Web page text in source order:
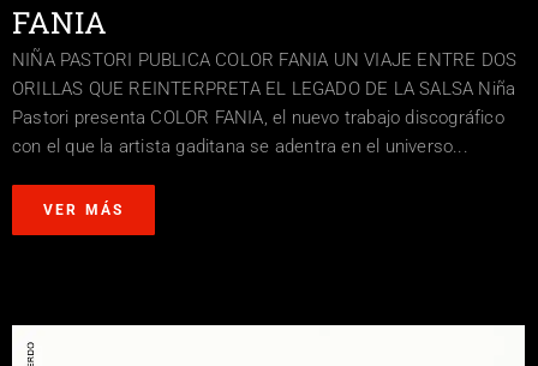
FANIA
NIÑA PASTORI PUBLICA COLOR FANIA UN VIAJE ENTRE DOS
ORILLAS QUE REINTERPRETA EL LEGADO DE LA SALSA Niña
Pastori presenta COLOR FANIA, el nuevo trabajo discográfico
con el que la artista gaditana se adentra en el universo...
VER MÁS